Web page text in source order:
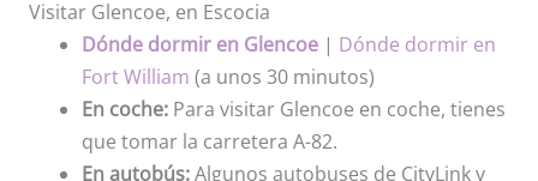
Visitar Glencoe, en Escocia
Dónde dormir en Glencoe | Dónde dormir en
Fort William (a unos 30 minutos)
En coche: Para visitar Glencoe en coche, tienes
que tomar la carretera A-82.
En autobús:Algunos autobuses de CityLink y